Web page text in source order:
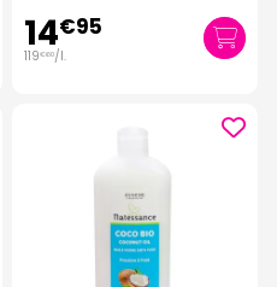
14€95
119€60/l.